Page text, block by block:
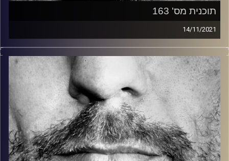
תוכנית מס' 163
14/11/2021
זיפים, מוזיקה מחוספסת של הופעות חיות. הרבה ג'אם, רוק,
בלוז, bluegrass, ג'אז, Fאנק, פרוגרסיב ואפילו אלקטרוניקה.
כל מה שחי, אמיתי ונושם.
עם שמוליק רגב.
קרדיט תמונות: David Goehring